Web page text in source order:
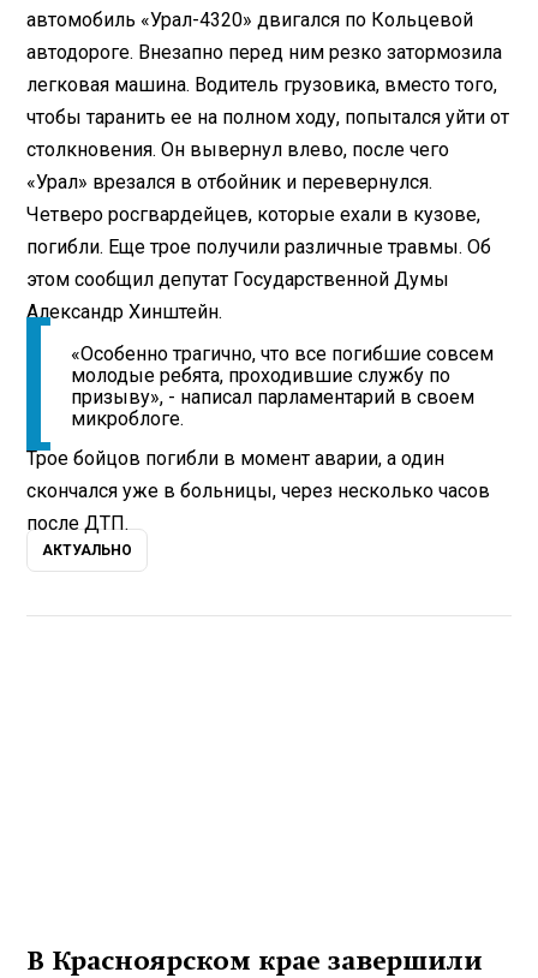
автомобиль «Урал-4320» двигался по Кольцевой
автодороге. Внезапно перед ним резко затормозила
легковая машина. Водитель грузовика, вместо того,
чтобы таранить ее на полном ходу, попытался уйти от
столкновения. Он вывернул влево, после чего
«Урал» врезался в отбойник и перевернулся.
Четверо росгвардейцев, которые ехали в кузове,
погибли. Еще трое получили различные травмы. Об
этом сообщил депутат Государственной Думы
Александр Хинштейн.
«Особенно трагично, что все погибшие совсем
молодые ребята, проходившие службу по
призыву», - написал парламентарий в своем
микроблоге.
Трое бойцов погибли в момент аварии, а один
скончался уже в больницы, через несколько часов
после ДТП.
АКТУАЛЬНО
В Красноярском крае завершили